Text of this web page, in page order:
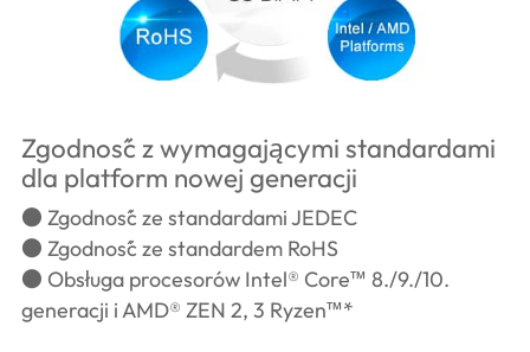
Zgodność z wymagającymi standardami
dla platform nowej generacji
● Zgodność ze standardami JEDEC
● Zgodność ze standardem RoHS
● Obsługa procesorów Intel® Core™ 8./9./10.
generacji i AMD® ZEN 2, 3 Ryzen™*